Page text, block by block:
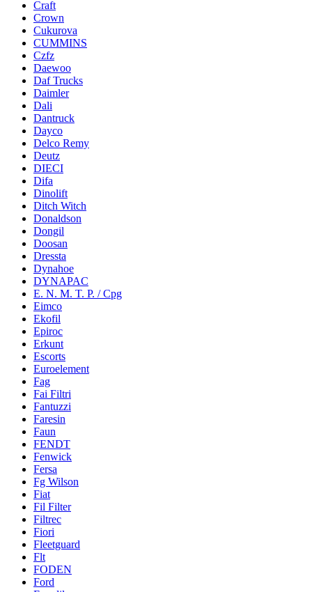
Craft
Crown
Cukurova
CUMMINS
Czfz
Daewoo
Daf Trucks
Daimler
Dali
Dantruck
Dayco
Delco Remy
Deutz
DIECI
Difa
Dinolift
Ditch Witch
Donaldson
Dongil
Doosan
Dressta
Dynahoe
DYNAPAC
E. N. M. T. P. / Cpg
Eimco
Ekofil
Epiroc
Erkunt
Escorts
Euroelement
Fag
Fai Filtri
Fantuzzi
Faresin
Faun
FENDT
Fenwick
Fersa
Fg Wilson
Fiat
Fil Filter
Filtrec
Fiori
Fleetguard
Flt
FODEN
Ford